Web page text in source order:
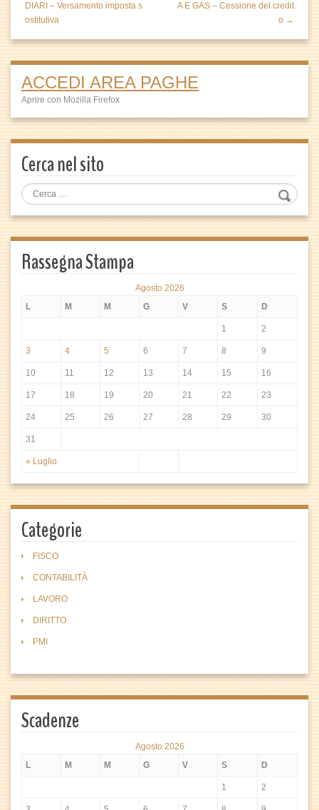
DIARI – Versamento imposta s
ostitutiva
A E GAS – Cessione del credit
o →
ACCEDI AREA PAGHE
Aprire con Mozilla Firefox
Cerca nel sito
Rassegna Stampa
Agosto 2026
L
M M G V S D
« Luglio
1 2
3 4 5 6 7 8 9
10 11 12 13 14 15 16
17 18 19 20 21 22 23
24 25 26 27 28 29 30
31
Categorie
FISCO
CONTABILITÀ
LAVORO
DIRITTO
PMI
Scadenze
Agosto 2026
L
M M G V S D
1 2